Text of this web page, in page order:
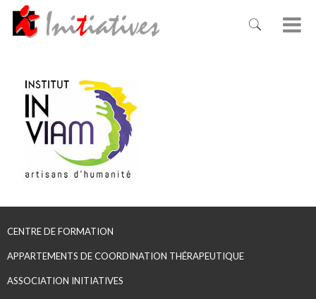
CENTRE DE FORMATION
APPARTEMENTS DE COORDINATION THÉRAPEUTIQUE
ASSOCIATION INITIATIVES